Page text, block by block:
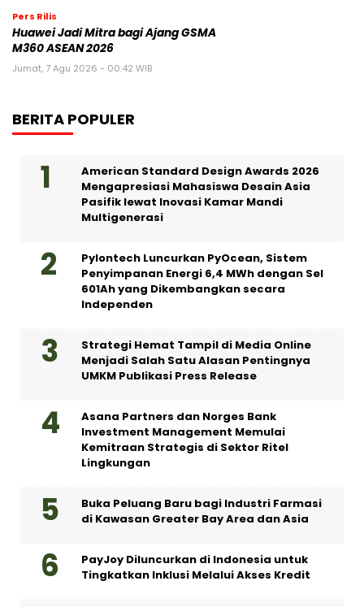
Pers Rilis
Huawei Jadi Mitra bagi Ajang GSMA
M360 ASEAN 2026
Jumat, 7 Agu 2026 - 00:42 WIB
BERITA POPULER
American Standard Design Awards 2026
Mengapresiasi Mahasiswa Desain Asia
Pasifik lewat Inovasi Kamar Mandi
Multigenerasi
Pylontech Luncurkan PyOcean, Sistem
Penyimpanan Energi 6,4 MWh dengan Sel
601Ah yang Dikembangkan secara
Independen
Strategi Hemat Tampil di Media Online
Menjadi Salah Satu Alasan Pentingnya
UMKM Publikasi Press Release
Asana Partners dan Norges Bank
Investment Management Memulai
Kemitraan Strategis di Sektor Ritel
Lingkungan
Buka Peluang Baru bagi Industri Farmasi
di Kawasan Greater Bay Area dan Asia
PayJoy Diluncurkan di Indonesia untuk
Tingkatkan Inklusi Melalui Akses Kredit